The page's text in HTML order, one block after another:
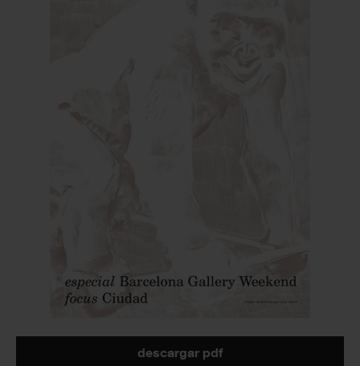
descargar pdf